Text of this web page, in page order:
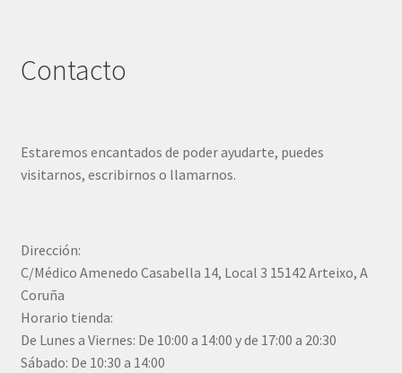
Contacto
Estaremos encantados de poder ayudarte, puedes
visitarnos, escribirnos o llamarnos.
Dirección:
C/Médico Amenedo Casabella 14, Local 3 15142 Arteixo, A
Coruña
Horario tienda:
De Lunes a Viernes: De 10:00 a 14:00 y de 17:00 a 20:30
Sábado: De 10:30 a 14:00